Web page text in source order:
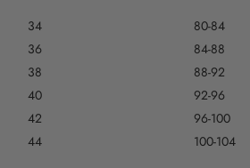
34
80-84
36
84-88
38
88-92
40
92-96
42
96-100
44
100-104